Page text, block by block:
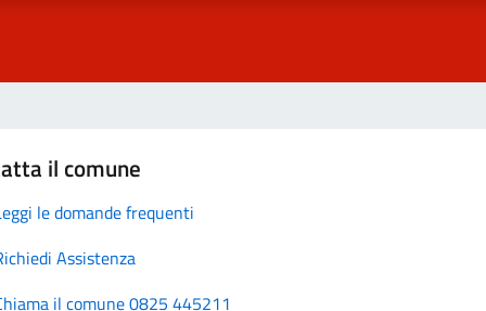
il comune
le domande frequenti
Assistenza
il comune 0825 445211